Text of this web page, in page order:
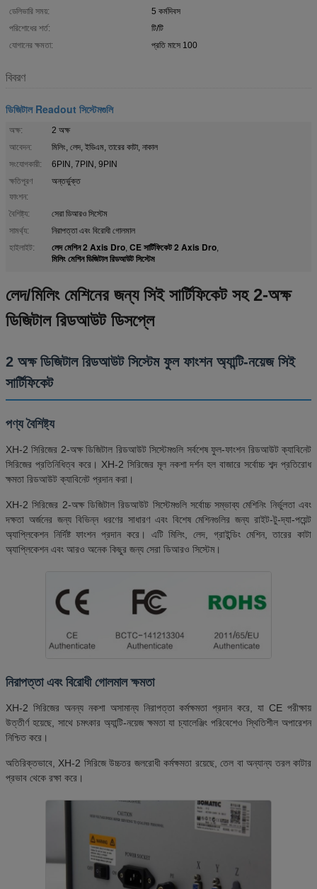
ডেলিভারি সময়:
5 কর্মদিবস
পরিশোধের শর্ত:
টি/টি
যোগানের ক্ষমতা:
প্রতি মাসে 100
বিবরণ
ডিজিটাল Readout সিস্টেমগুলি
অক্ষ:
2 অক্ষ
আবেদন:
মিলিং, লেদ, ইডিএম, তারের কাটা, নাকাল
সংযোগকারী:
6PIN, 7PIN, 9PIN
ক্ষতিপূরণ
ফাংশন:
অন্তর্ভুক্ত
বৈশিষ্ট্য:
সেরা ডিআরও সিস্টেম
সামর্থ্য:
নিরাপত্তা এবং বিরোধী গোলমাল
হাইলাইট:
লেদ মেশিন 2 Axis Dro, CE সার্টিফিকেট 2 Axis Dro,
মিলিং মেশিন ডিজিটাল রিডআউট সিস্টেম
লেদ/মিলিং মেশিনের জন্য সিই সার্টিফিকেট সহ 2-অক্ষ
ডিজিটাল রিডআউট ডিসপ্লে
2 অক্ষ ডিজিটাল রিডআউট সিস্টেম ফুল ফাংশন অ্যান্টি-নয়েজ সিই
সার্টিফিকেট
পণ্য বৈশিষ্ট্য
XH-2 সিরিজের 2-অক্ষ ডিজিটাল রিডআউট সিস্টেমগুলি সর্বশেষ ফুল-ফাংশন রিডআউট ক্যাবিনেট
সিরিজের প্রতিনিধিত্ব করে। XH-2 সিরিজের মূল নকশা দর্শন হল বাজারে সর্বোচ্চ শব্দ প্রতিরোধ
ক্ষমতা রিডআউট ক্যাবিনেট প্রদান করা।
XH-2 সিরিজের 2-অক্ষ ডিজিটাল রিডআউট সিস্টেমগুলি সর্বোচ্চ সম্ভাব্য মেশিনিং নির্ভুলতা এবং
দক্ষতা অর্জনের জন্য বিভিন্ন ধরণের সাধারণ এবং বিশেষ মেশিনগুলির জন্য রাইট-টু-দ্যা-পয়েন্ট
অ্যাপ্লিকেশন নির্দিষ্ট ফাংশন প্রদান করে। এটি মিলিং, লেদ, গ্রাইন্ডিং মেশিন, তারের কাটা
অ্যাপ্লিকেশন এবং আরও অনেক কিছুর জন্য সেরা ডিআরও সিস্টেম।
নিরাপত্তা এবং বিরোধী গোলমাল ক্ষমতা
XH-2 সিরিজের অনন্য নকশা অসামান্য নিরাপত্তা কর্মক্ষমতা প্রদান করে, যা CE পরীক্ষায়
উত্তীর্ণ হয়েছে, সাথে চমৎকার অ্যান্টি-নয়েজ ক্ষমতা যা চ্যালেঞ্জিং পরিবেশেও স্থিতিশীল অপারেশন
নিশ্চিত করে।
অতিরিক্তভাবে, XH-2 সিরিজে উচ্চতর জলরোধী কর্মক্ষমতা রয়েছে, তেল বা অন্যান্য তরল কাটার
প্রভাব থেকে রক্ষা করে।